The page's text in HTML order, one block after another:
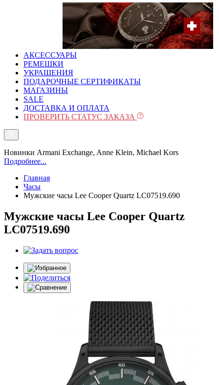
АКСЕССУАРЫ
РЕМЕШКИ
УКРАШЕНИЯ
ПОДАРОЧНЫЕ СЕРТИФИКАТЫ
МАГАЗИНЫ
SALE
ДОСТАВКА И ОПЛАТА
ПРОВЕРИТЬ СТАТУС ЗАКАЗА
Новинки Armani Exchange, Anne Klein, Michael Kors
Подробнее...
Главная
Часы
Мужские часы Lee Cooper Quartz LC07519.690
Мужские часы Lee Cooper Quartz
LC07519.690